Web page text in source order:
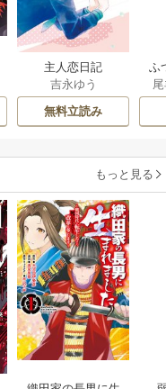
主人恋日記
吉永ゆう
無料立読み
ふ
は
もっと見る